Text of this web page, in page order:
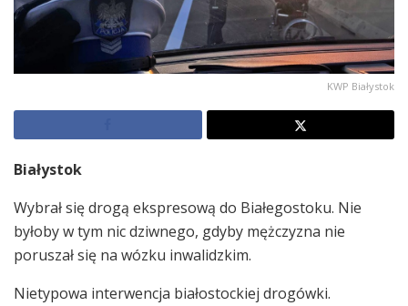
KWP Białystok
Białystok
Wybrał się drogą ekspresową do Białegostoku. Nie
byłoby w tym nic dziwnego, gdyby mężczyzna nie
poruszał się na wózku inwalidzkim.
Nietypowa interwencja białostockiej drogówki.